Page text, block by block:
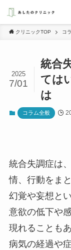
クリニックTOP コ
統合
ては
は
2025
7/01
コラム全般
統合失調症は
情、行動をま
幻覚や妄想と
意欲の低下や
現れることも
病気の経過や